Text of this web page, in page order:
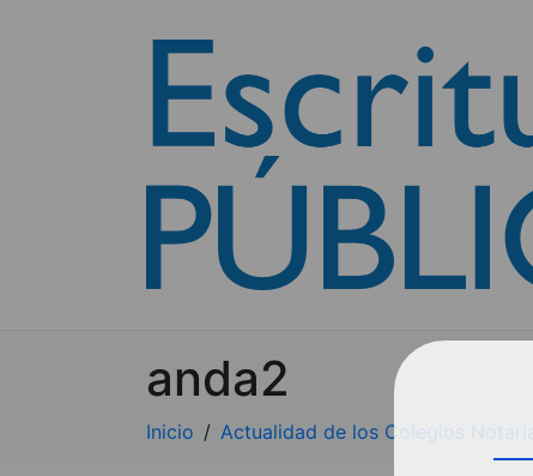
anda2
Inicio Actualidad de los Colegios